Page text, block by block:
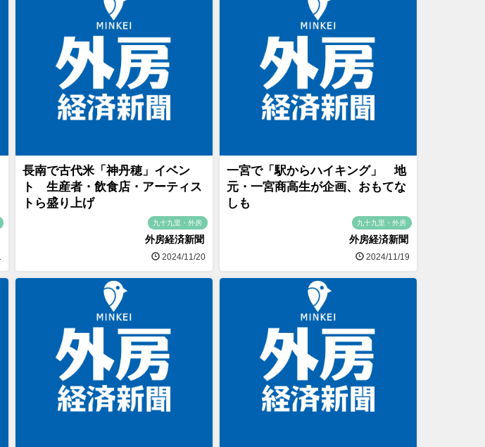
長南で古代米「神丹穂」イベン
ト 生産者・飲食店・アーティス
トら盛り上げ
九十九里・外房
外房経済新聞
2024/11/20
一宮で「駅からハイキング」 地
元・一宮商高生が企画、おもてな
しも
九十九里・外房
外房経済新聞
2024/11/19